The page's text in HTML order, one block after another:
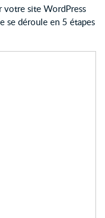
votre site WordPress
se déroule en 5 étapes